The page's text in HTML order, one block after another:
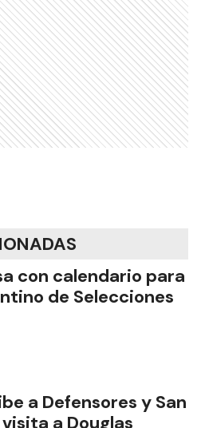
con calendario para
de Selecciones
a Defensores y San
a Douglas